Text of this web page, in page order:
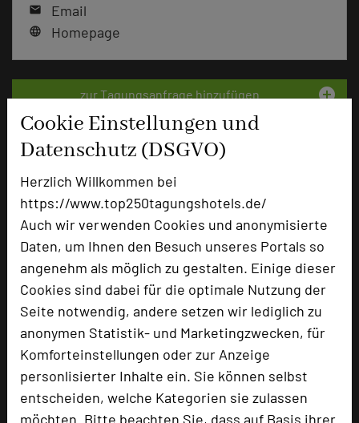
Cookie Einstellungen und
Datenschutz (DSGVO)
Herzlich Willkommen bei
https://www.top250tagungshotels.de/
Auch wir verwenden Cookies und anonymisierte
Daten, um Ihnen den Besuch unseres Portals so
angenehm als möglich zu gestalten. Einige dieser
Cookies sind dabei für die optimale Nutzung der
Seite notwendig, andere setzen wir lediglich zu
anonymen Statistik- und Marketingzwecken, für
Komforteinstellungen oder zur Anzeige
personlisierter Inhalte ein. Sie können selbst
entscheiden, welche Kategorien sie zulassen
möchten. Bitte beachten Sie, dass auf Basis ihrer
mail Email
language Homepage
zur Tagungsanfrage hinzufügen add_circle
Bewertung
Tagungsplaner
Tagungsleiter
Hotel bewerten
Hoteldaten